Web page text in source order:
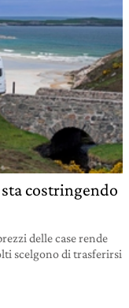
costringendo
delle case rende
scelgono di trasferirsi